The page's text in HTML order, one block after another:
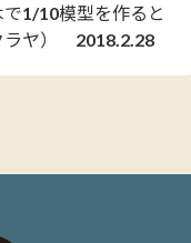
1/10模型を作ると
ヤ） 2018.2.28